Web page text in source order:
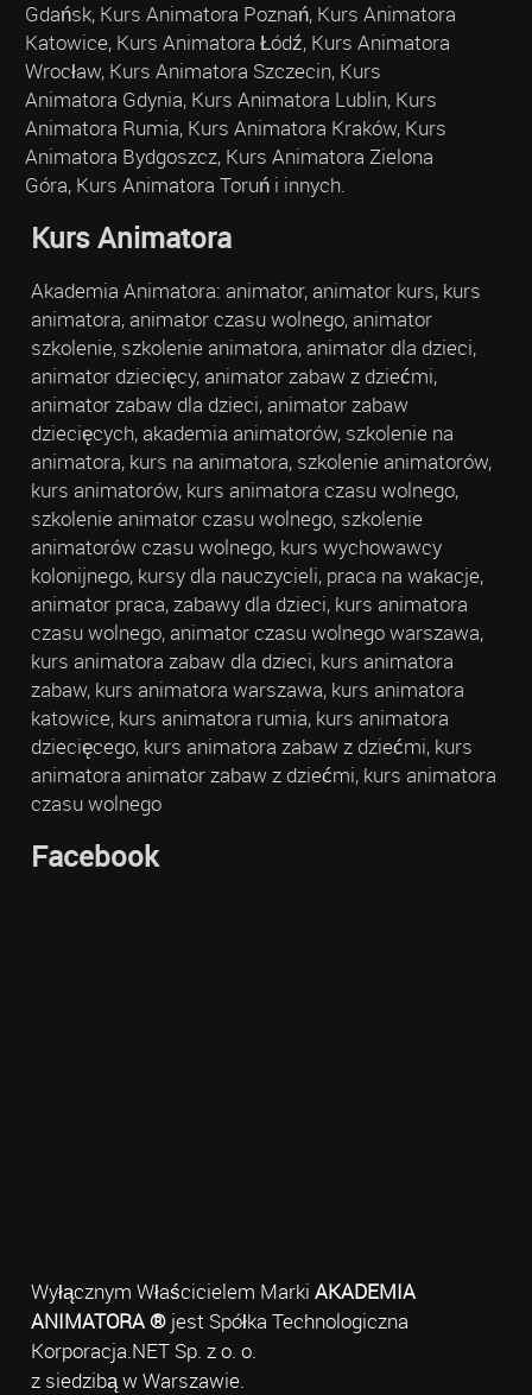
Gdańsk, Kurs Animatora Poznań, Kurs Animatora
Katowice, Kurs Animatora Łódź, Kurs Animatora
Wrocław, Kurs Animatora Szczecin, Kurs
Animatora Gdynia, Kurs Animatora Lublin, Kurs
Animatora Rumia, Kurs Animatora Kraków, Kurs
Animatora Bydgoszcz, Kurs Animatora Zielona
Góra, Kurs Animatora Toruń i innych.
Kurs Animatora
Akademia Animatora: animator, animator kurs, kurs
animatora, animator czasu wolnego, animator
szkolenie, szkolenie animatora, animator dla dzieci,
animator dziecięcy, animator zabaw z dziećmi,
animator zabaw dla dzieci, animator zabaw
dziecięcych, akademia animatorów, szkolenie na
animatora, kurs na animatora, szkolenie animatorów,
kurs animatorów, kurs animatora czasu wolnego,
szkolenie animator czasu wolnego, szkolenie
animatorów czasu wolnego, kurs wychowawcy
kolonijnego, kursy dla nauczycieli, praca na wakacje,
animator praca, zabawy dla dzieci, kurs animatora
czasu wolnego, animator czasu wolnego warszawa,
kurs animatora zabaw dla dzieci, kurs animatora
zabaw, kurs animatora warszawa, kurs animatora
katowice, kurs animatora rumia, kurs animatora
dziecięcego, kurs animatora zabaw z dziećmi, kurs
animatora animator zabaw z dziećmi, kurs animatora
czasu wolnego
Facebook
Wyłącznym Właścicielem Marki AKADEMIA
ANIMATORA ®jest Spółka Technologiczna
Korporacja.NET Sp. z o. o.
z siedzibą w Warszawie.